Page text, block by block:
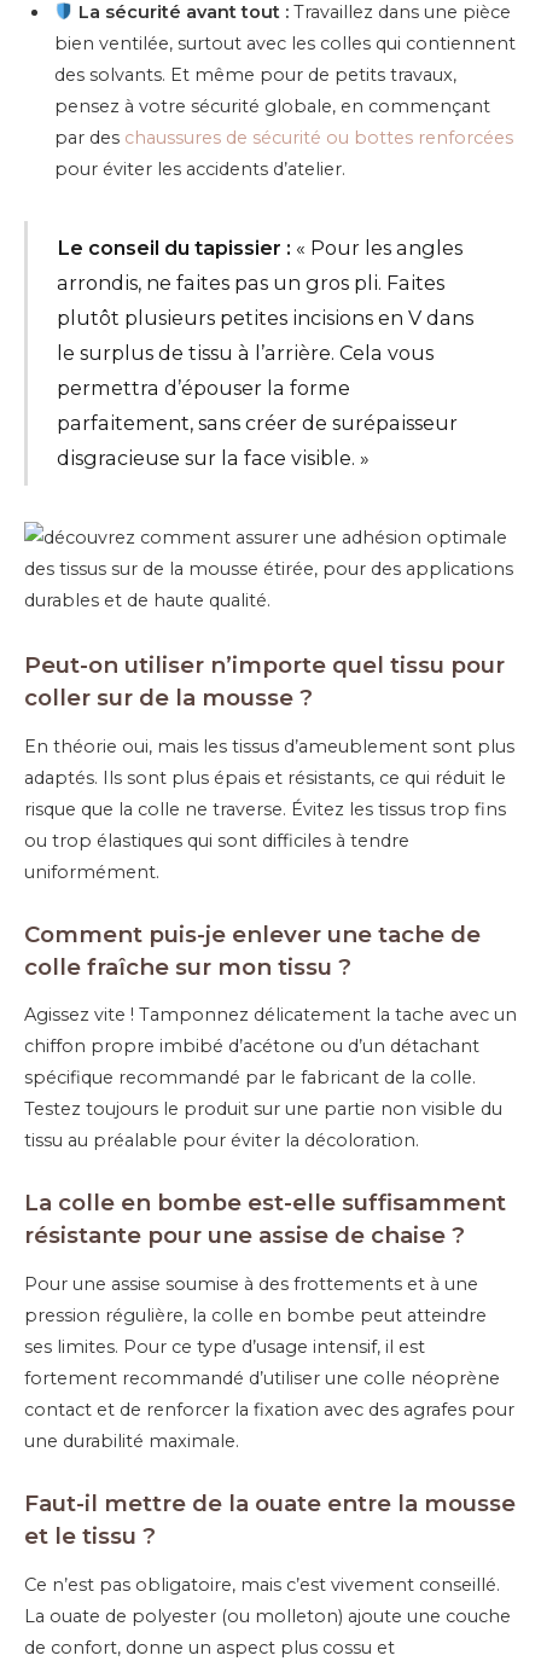
La sécurité avant tout : Travaillez dans une pièce
bien ventilée, surtout avec les colles qui contiennent
des solvants. Et même pour de petits travaux,
pensez à votre sécurité globale, en commençant
par des chaussures de sécurité ou bottes renforcées
pour éviter les accidents d’atelier.
Le conseil du tapissier : « Pour les angles
arrondis, ne faites pas un gros pli. Faites
plutôt plusieurs petites incisions en V dans
le surplus de tissu à l’arrière. Cela vous
permettra d’épouser la forme
parfaitement, sans créer de surépaisseur
disgracieuse sur la face visible. »
Peut-on utiliser n’importe quel tissu pour
coller sur de la mousse ?
En théorie oui, mais les tissus d’ameublement sont plus
adaptés. Ils sont plus épais et résistants, ce qui réduit le
risque que la colle ne traverse. Évitez les tissus trop fins
ou trop élastiques qui sont difficiles à tendre
uniformément.
Comment puis-je enlever une tache de
colle fraîche sur mon tissu ?
Agissez vite ! Tamponnez délicatement la tache avec un
chiffon propre imbibé d’acétone ou d’un détachant
spécifique recommandé par le fabricant de la colle.
Testez toujours le produit sur une partie non visible du
tissu au préalable pour éviter la décoloration.
La colle en bombe est-elle suffisamment
résistante pour une assise de chaise ?
Pour une assise soumise à des frottements et à une
pression régulière, la colle en bombe peut atteindre
ses limites. Pour ce type d’usage intensif, il est
fortement recommandé d’utiliser une colle néoprène
contact et de renforcer la fixation avec des agrafes pour
une durabilité maximale.
Faut-il mettre de la ouate entre la mousse
et le tissu ?
Ce n’est pas obligatoire, mais c’est vivement conseillé.
La ouate de polyester (ou molleton) ajoute une couche
de confort, donne un aspect plus cossu et